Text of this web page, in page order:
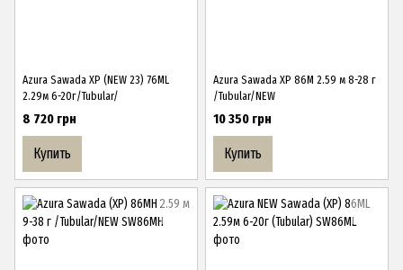
Azura Sawada ХР (NEW 23) 76ML
2.29м 6-20г/Tubular/
8 720 грн
Купить
Azura Sawada ХР 86M 2.59 м 8-28 г
/Tubular/NEW
10 350 грн
Купить